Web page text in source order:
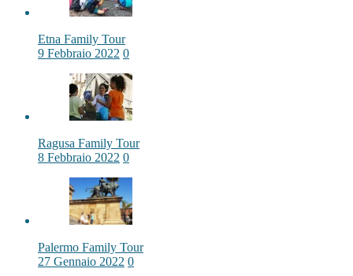
Etna Family Tour
9 Febbraio 2022 0
Ragusa Family Tour
8 Febbraio 2022 0
Palermo Family Tour
27 Gennaio 2022 0